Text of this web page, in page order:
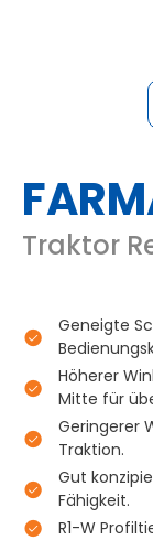
Traktor
Geneigte
Höherer
Mitte für
Geringerer
Traktion.
Gut
Fähigkeit.
R1-W